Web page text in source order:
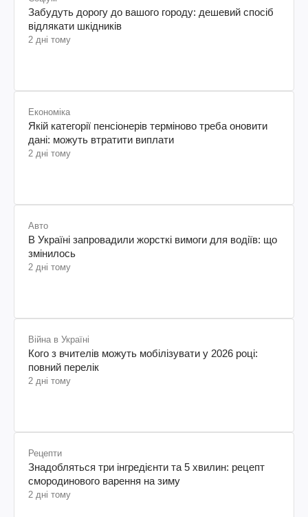
Забудуть дорогу до вашого городу: дешевий спосіб
відлякати шкідників
2 дні тому
Економіка
Якій категорії пенсіонерів терміново треба оновити
дані: можуть втратити виплати
2 дні тому
Авто
В Україні запровадили жорсткі вимоги для водіїв: що
змінилось
2 дні тому
Війна в Україні
Кого з вчителів можуть мобілізувати у 2026 році:
повний перелік
2 дні тому
Рецепти
Знадобляться три інгредієнти та 5 хвилин: рецепт
смородинового варення на зиму
2 дні тому